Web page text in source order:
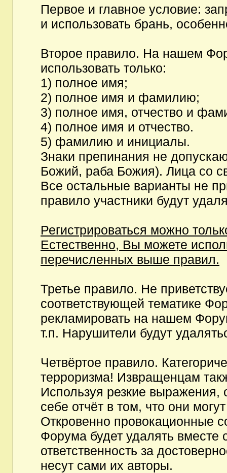
Первое и главное условие:
и использовать брань,
Второе правило. На нашем
использовать только:
1) полное имя;
2) полное имя и фамилию;
3) полное имя, отчество и
4) полное имя и отчество.
5) фамилию и инициалы.
Знаки препинания не
Божий, раба Божия). Лица со
Все остальные варианты не
правило участники будут
Регистрироваться можно
Естественно, Вы можете
перечисленных выше правил.
Третье правило. Не
соответствующей тематике
рекламировать на нашем
т.п. Нарушители будут
Четвёртое правило.
терроризма! Извращенцам
Используя резкие выражения,
себе отчёт в том, что они
Откровенно провокационные
Форума будет удалять вместе
ответственность за
несут сами их авторы.